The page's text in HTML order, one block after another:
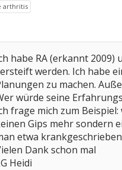
arthritis
habe RA (erkannt
werden. Ich habe
zu machen.
würde seine
frage mich zum
Gips mehr sondern
etwa
Dank schon mal
Heidi